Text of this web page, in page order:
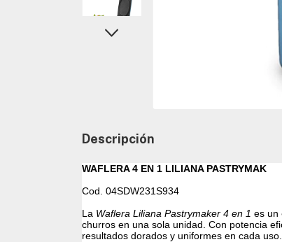
Descripción
WAFLERA 4 EN 1 LILIANA PASTRYMAK
Cod. 04SDW231S934
La Waflera Liliana Pastrymaker 4 en 1 es un
churros en una sola unidad. Con potencia
resultados dorados y uniformes en cada uso.